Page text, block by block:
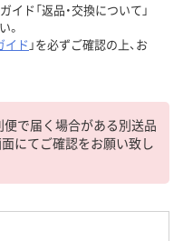
イド「返品・交換について」
。
イド 」を必ずご確認の上、お
で届く場合がある別送品
にてご確認をお願い致し